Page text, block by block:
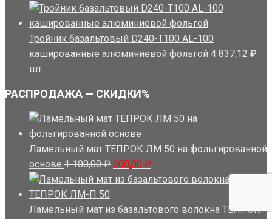
Тройник базальтовый D240-T100 AL-100
кашированные алюминиевой фольгой 4 837,12 ₽
шт.
РАСПРОДАЖА — СКИДКИ%
Ламельный мат ТЕПРОК ЛМ 50 на фольгированной
основе 1 100,00₽ Первоначальная
цена
1
600,00 ₽
цена:
Ламельный мат из базальтового волокна ТЕПРОК